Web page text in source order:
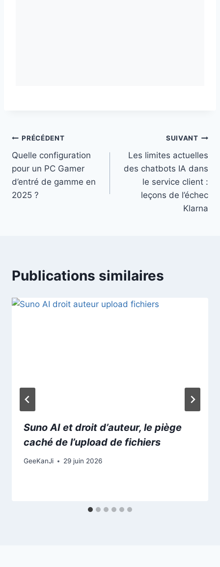
Navigation
de
l’article
PRÉCÉDENT
Quelle configuration
pour un PC Gamer
d’entré de gamme en
2025 ?
SUIVANT
Les limites actuelles
des chatbots IA dans
le service client :
leçons de l’échec
Klarna
Publications similaires
Suno AI et droit d’auteur, le piège
caché de l’upload de fichiers
GeeKanJi 29 juin 2026